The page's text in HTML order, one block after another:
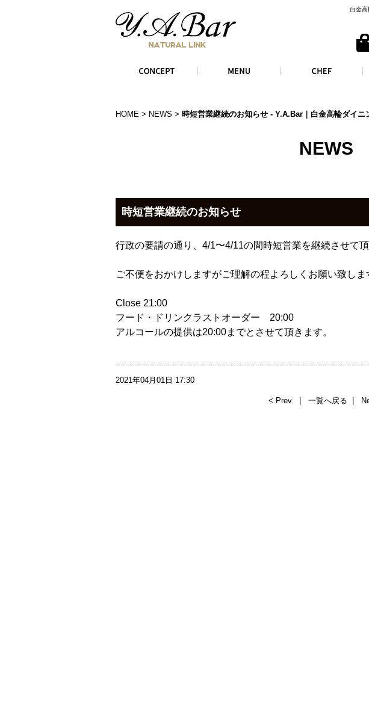
白金高
HOME > NEWS > 時短営業継続のお知らせ - Y.A.Bar｜白金高輪ダイニ
NEWS
時短営業継続のお知らせ
行政の要請の通り、4/1〜4/11の間時短営業を継続させて頂
ご不便をおかけしますがご理解の程よろしくお願い致しま
Close 21:00
フード・ドリンクラストオーダー 20:00
アルコールの提供は20:00までとさせて頂きます。
2021年04月01日 17:30
< Prev 一覧へ戻る